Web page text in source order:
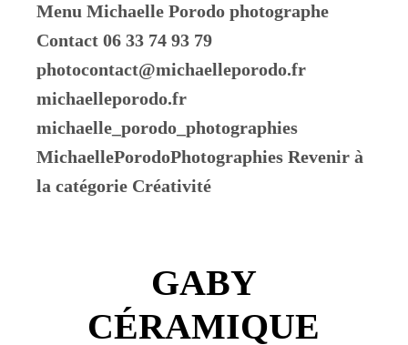
Menu Michaelle Porodo photographe
Contact 06 33 74 93 79
photocontact@michaelleporodo.fr
michaelleporodo.fr
michaelle_porodo_photographies
MichaellePorodoPhotographies Revenir à
la catégorie Créativité
GABY
CÉRAMIQUE